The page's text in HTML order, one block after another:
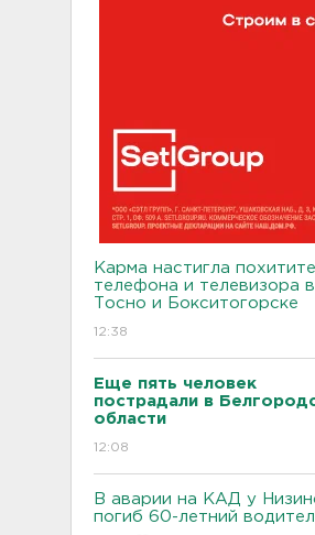
Карма настигла
телефона и телевизора в
Тосно и Бокситогорске
12:38
Еще пять человек
пострадали в
области
12:08
В аварии на КАД у
погиб 60-летний